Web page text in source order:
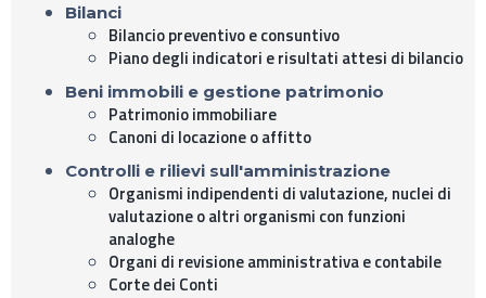
Bilanci
Bilancio preventivo e consuntivo
Piano degli indicatori e risultati attesi di bilancio
Beni immobili e gestione patrimonio
Patrimonio immobiliare
Canoni di locazione o affitto
Controlli e rilievi sull'amministrazione
Organismi indipendenti di valutazione, nuclei di
valutazione o altri organismi con funzioni
analoghe
Organi di revisione amministrativa e contabile
Corte dei Conti